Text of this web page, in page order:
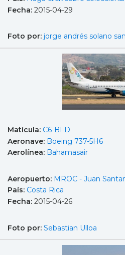
Fecha: 2015-04-29
Foto por: jorge andrés solano
Matícula: C6-BFD
Aeronave: Boeing 737-5H6
Aerolínea: Bahamasair
Aeropuerto: MROC - Juan
País: Costa Rica
Fecha: 2015-04-26
Foto por: Sebastian Ulloa